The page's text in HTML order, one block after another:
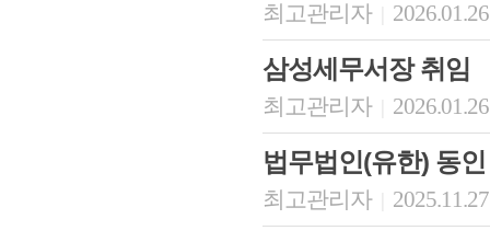
최고관리자
삼성세무서장 취임
최고관리자
법무법인(유한) 동
최고관리자